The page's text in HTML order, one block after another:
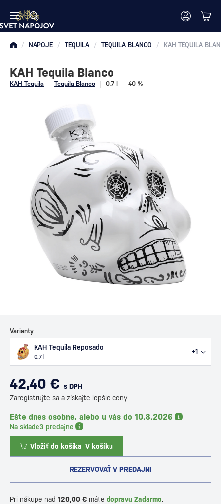
/ NÁPOJE / TEQUILA / TEQUILA BLANCO / KAH TEQUILA
KAH Tequila Tequila Blanco 0.7 l 40 %
KAH Tequila Blanco
Varianty
KAH Tequila Reposado
0.7 l
+1
42,40 € s DPH
Zaregistrujte sa a získajte lepšie ceny
Ešte dnes osobne, alebo u vás do 10.8.2026
Na sklade3 predajne
Vložiť do košíka V košíku
REZERVOVAŤ V PREDAJNI
Pri nákupe nad 120,00 € máte dopravu Zadarmo.